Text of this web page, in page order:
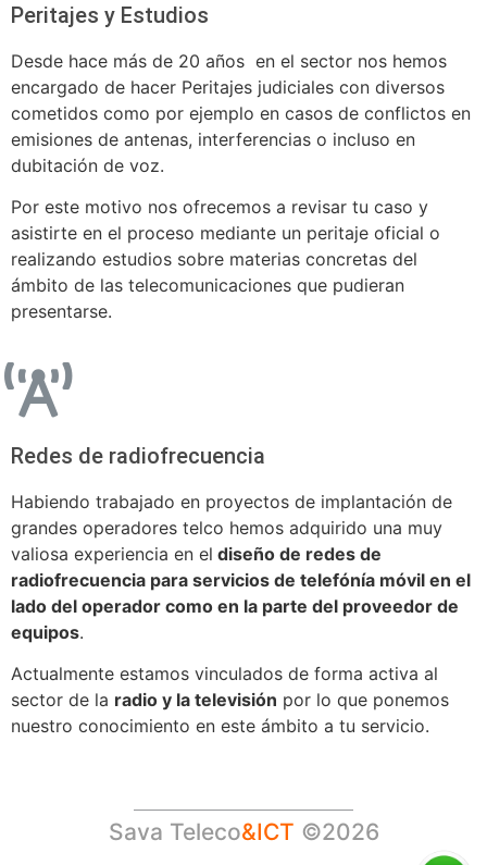
Peritajes y Estudios
Desde hace más de 20 años en el sector nos hemos
encargado de hacer Peritajes judiciales con diversos
cometidos como por ejemplo en casos de conflictos en
emisiones de antenas, interferencias o incluso en
dubitación de voz.
Por este motivo nos ofrecemos a revisar tu caso y
asistirte en el proceso mediante un peritaje oficial o
realizando estudios sobre materias concretas del
ámbito de las telecomunicaciones que pudieran
presentarse.
Redes de radiofrecuencia
Habiendo trabajado en proyectos de implantación de
grandes operadores telco hemos adquirido una muy
valiosa experiencia en el diseño de redes de
radiofrecuencia para servicios de telefónía móvil en el
lado del operador como en la parte del proveedor de
equipos.
Actualmente estamos vinculados de forma activa al
sector de la radio y la televisión por lo que ponemos
nuestro conocimiento en este ámbito a tu servicio.
Sava Teleco&ICT ©2026